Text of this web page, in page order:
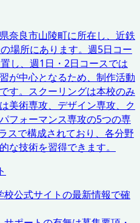
奈良市山陵町に所在し、近鉄
場所にあります。週5日コー
し、週1日・2日コースでは
が中心となるため、制作活動
す。スクーリングは本校のみ
美術専攻、デザイン専攻、ク
フォーマンス専攻の5つの専
スで構成されており、各分野
な技術を習得できます。
公式サイトの最新情報で確